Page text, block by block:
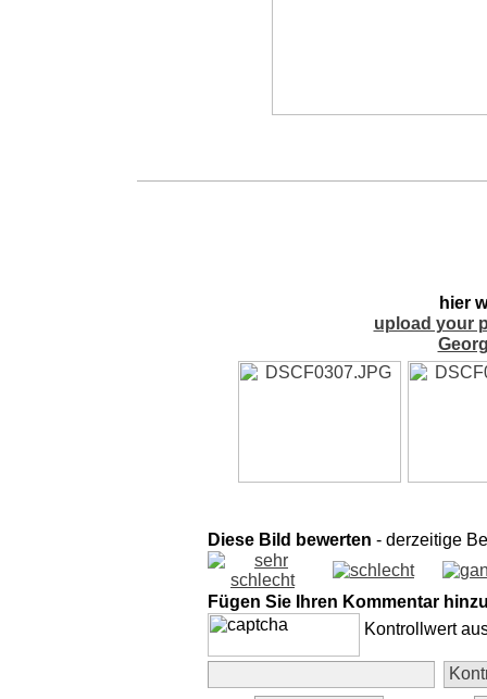
hier
upload your
Diese Bild bewerten - derzeitige
Fügen Sie Ihren Kommentar
Kontrollwert